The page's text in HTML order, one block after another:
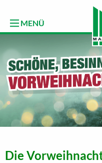
MENÜ
Die